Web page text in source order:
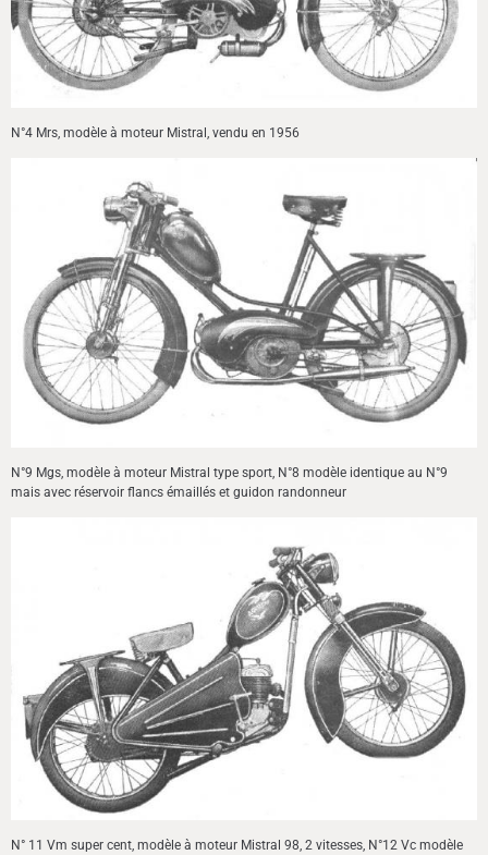
N°4 Mrs, modèle à moteur Mistral, vendu en 1956
N°9 Mgs, modèle à moteur Mistral type sport, N°8 modèle identique au N°9
mais avec réservoir flancs émaillés et guidon randonneur
N° 11 Vm super cent, modèle à moteur Mistral 98, 2 vitesses, N°12 Vc modèle